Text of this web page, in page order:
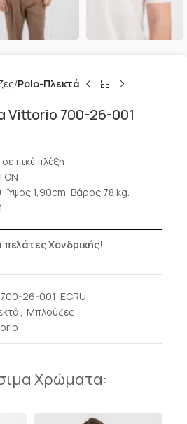
Polo-Πλεκτά
Vittorio 700-26-001
πικέ πλέξη
Ύψος 1,90cm, Βάρος 78 kg.
πελάτες Χονδρικής!
700-26-001-ECRU
, Μπλούζες
Χρώματα: